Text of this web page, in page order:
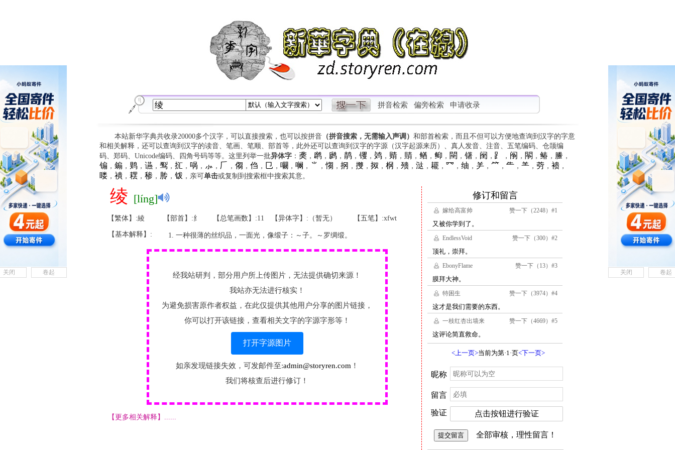
拼音检索 偏旁检索 申请收录
本站新华字典共收录20000多个汉字，可以直接搜索，也可以按拼音（拼音搜索，无需输入声调） 和部首检索，而且不但可以方便地查询到汉字的字意
和相关解释，还可以查询到汉字的读音、笔画、笔顺、部首等，此外还可以查询到汉字的字源（汉字起源来历）、真人发音、注音、五笔编码、仓颉编
码、郑码、Unicode编码、四角号码等等。这里列举一批异体字： 䶮 ， 䴙， 䴘， 䴖， 䦆， 䴔， 䞍， 䝼， 䲡 ， 䲟 ， 䦟 ， 䦃， 䦷 ， ⻊ ， 䦶 ， 䦛 ， 䲠 ， 䲢 ，
䦂 ， 䥇 ， 䴗， 䜩， 䴕， 㧟 ， 㖞 ， ⺗ ， 𠂆 ， 㑳 ， 㑇 ， 㔾 ， 㘚 ， 㘎 ， ⺌ ， 㥮 ， 㧏 ， 㩳， 㧐 ， 㭎 ， 㱮， 㳠 ， 䎱 ， ⺳ ， 䌷 ， ⺶， ⺮ ， ⺧， ⺷， 䓖， 䙌，
䁖， 䙡， 䎬 ， 䅟， 䏝， 䥽，亲可单击或复制到搜索框中搜索其意。
绫 [líng]
【繁体】:綾 【部首】:纟 【总笔画数】:11 【异体字】:（暂无） 【五笔】:xfwt
【基本解释】: 一种很薄的丝织品，一面光，像缎子：～子。～罗绸缎。
经我站研判，部分用户所上传图片，无法提供确切来源！
我站亦无法进行核实！
为避免损害原作者权益，在此仅提供其他用户分享的图片链接，
你可以打开该链接，查看相关文字的字源字形等！
打开字源图片
如亲发现链接失效，可发邮件至:admin@storyren.com ！
我们将核查后进行修订！
【更多相关解释】......
关闭 卷起 关闭 卷起